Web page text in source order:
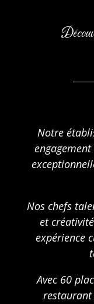
Notre
Nos chefs
et
expérience
Avec 60
restaurant